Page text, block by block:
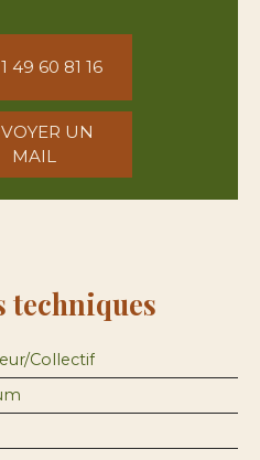
49 60 81 16
UN
MAIL
techniques
Collectif